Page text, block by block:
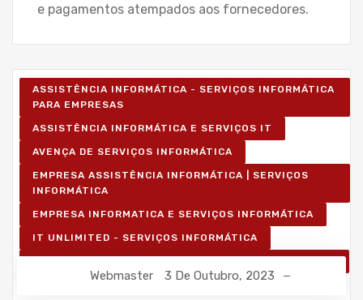
e pagamentos atempados aos fornecedores.
ASSISTÊNCIA INFORMÁTICA - SERVIÇOS INFORMÁTICA
PARA EMPRESAS
ASSISTÊNCIA INFORMÁTICA E SERVIÇOS IT
AVENÇA DE SERVIÇOS INFORMÁTICA
EMPRESA ASSISTÊNCIA INFORMÁTICA | SERVIÇOS
INFORMÁTICA
EMPRESA INFORMATICA E SERVIÇOS INFORMÁTICA
IT UNLIMITED - SERVIÇOS INFORMÁTICA
Webmaster 3 De Outubro, 2023